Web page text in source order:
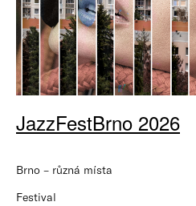
JazzFestBrno 2026
Brno – různá místa
Festival